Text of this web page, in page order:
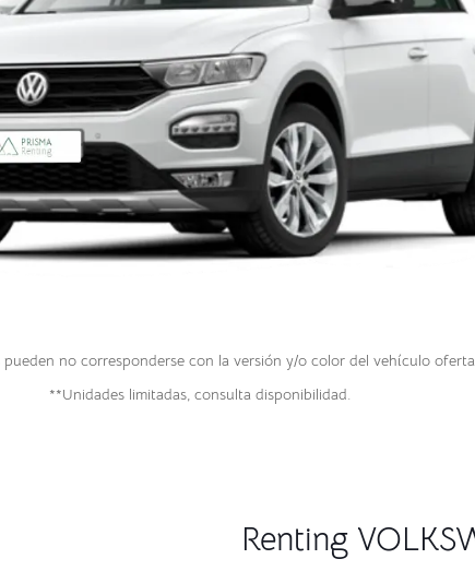
pueden no corresponderse con la versión y/o color del vehículo
**Unidades limitadas, consulta disponibilidad.
Renting